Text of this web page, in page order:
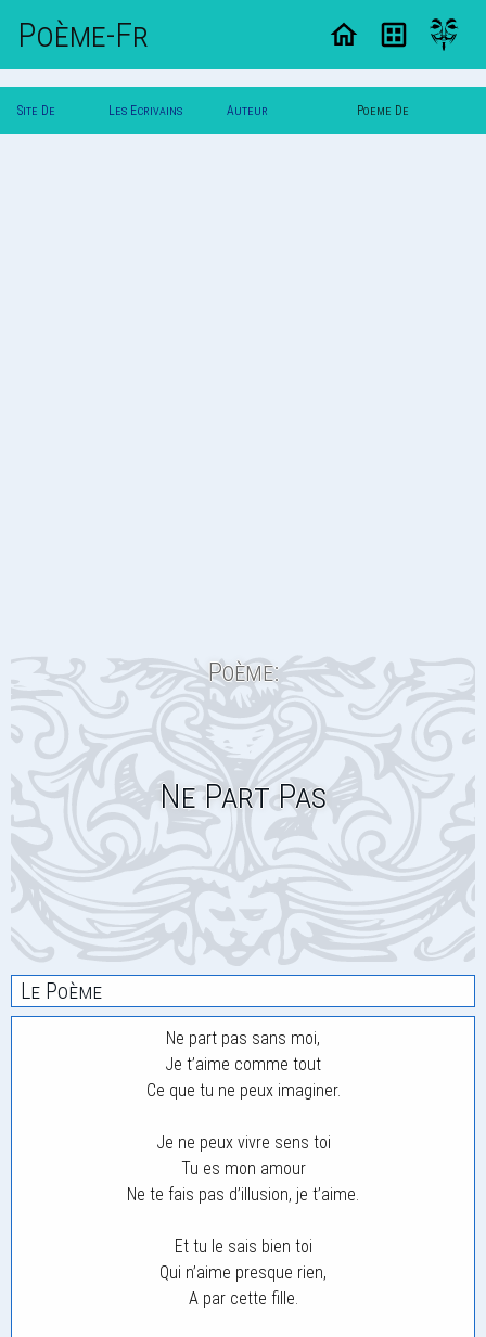
Poème-Fr
Site De Les Ecrivains Auteur Poeme De
Poème:
Ne Part Pas
Le Poème
Ne part pas sans moi,
Je t’aime comme tout
Ce que tu ne peux imaginer.
Je ne peux vivre sens toi
Tu es mon amour
Ne te fais pas d’illusion, je t’aime.
Et tu le sais bien toi
Qui n’aime presque rien,
A par cette fille.